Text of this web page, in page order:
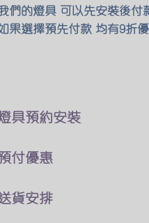
們的燈具 可以先安裝後付
果選擇預先付款 均有9折
具預約安裝
錢巳經包了折除舊燈 及原
用可於安裝後付現
付優惠
預先付款兩種付款方式
貨安排